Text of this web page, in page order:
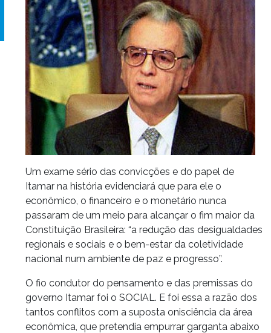
Um exame sério das convicções e do papel de
Itamar na história evidenciará que para ele o
econômico, o financeiro e o monetário nunca
passaram de um meio para alcançar o fim maior da
Constituição Brasileira: “a redução das desigualdades
regionais e sociais e o bem-estar da coletividade
nacional num ambiente de paz e progresso”.
O fio condutor do pensamento e das premissas do
governo Itamar foi o SOCIAL. E foi essa a razão dos
tantos conflitos com a suposta onisciência da área
econômica, que pretendia empurrar garganta abaixo